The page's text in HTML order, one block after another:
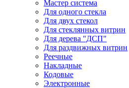
Мастер система
Для одного стекла
Для двух стекол
Для стеклянных витрин
Для дерева "ДСП"
Для раздвижных витрин
Реечные
Накладные
Кодовые
Электронные